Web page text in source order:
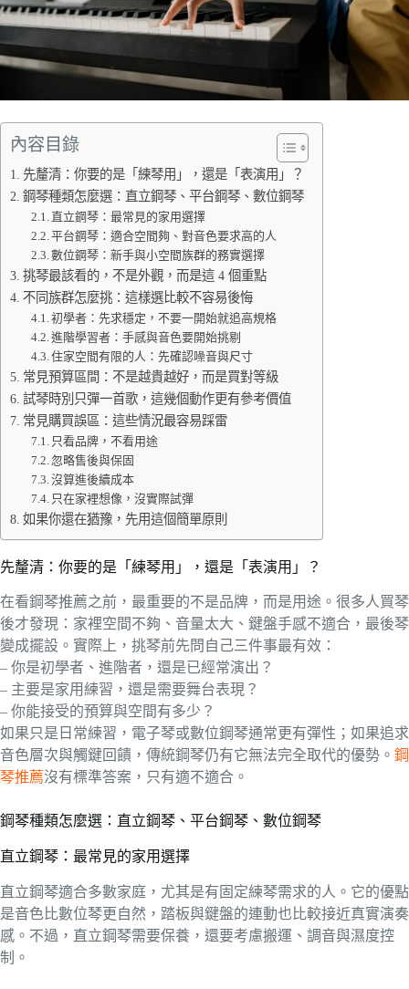
內容目錄
先釐清：你要的是「練琴用」，還是「表演用」？
鋼琴種類怎麼選：直立鋼琴、平台鋼琴、數位鋼琴
直立鋼琴：最常見的家用選擇
平台鋼琴：適合空間夠、對音色要求高的人
數位鋼琴：新手與小空間族群的務實選擇
挑琴最該看的，不是外觀，而是這 4 個重點
不同族群怎麼挑：這樣選比較不容易後悔
初學者：先求穩定，不要一開始就追高規格
進階學習者：手感與音色要開始挑剔
住家空間有限的人：先確認噪音與尺寸
常見預算區間：不是越貴越好，而是買對等級
試琴時別只彈一首歌，這幾個動作更有參考價值
常見購買誤區：這些情況最容易踩雷
只看品牌，不看用途
忽略售後與保固
沒算進後續成本
只在家裡想像，沒實際試彈
如果你還在猶豫，先用這個簡單原則
先釐清：你要的是「練琴用」，還是「表演用」？
在看鋼琴推薦之前，最重要的不是品牌，而是用途。很多人買琴
後才發現：家裡空間不夠、音量太大、鍵盤手感不適合，最後琴
變成擺設。實際上，挑琴前先問自己三件事最有效：
– 你是初學者、進階者，還是已經常演出？
– 主要是家用練習，還是需要舞台表現？
– 你能接受的預算與空間有多少？
如果只是日常練習，電子琴或數位鋼琴通常更有彈性；如果追求
音色層次與觸鍵回饋，傳統鋼琴仍有它無法完全取代的優勢。 鋼
琴推薦沒有標準答案，只有適不適合。
鋼琴種類怎麼選：直立鋼琴、平台鋼琴、數位鋼琴
直立鋼琴：最常見的家用選擇
直立鋼琴適合多數家庭，尤其是有固定練琴需求的人。它的優點
是音色比數位琴更自然，踏板與鍵盤的連動也比較接近真實演奏
感。不過，直立鋼琴需要保養，還要考慮搬運、調音與濕度控
制。